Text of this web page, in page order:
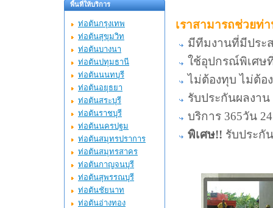
พื้นที่ให้บริการ
ท่อตันกรุงเทพ
ท่อตันสุขุมวิท
ท่อตันบางนา
ท่อตันปทุมธานี
ท่อตันนนทบุรี
ท่อตันอยุธยา
ท่อตันสระบุรี
ท่อตันราชบุรี
ท่อตันนครปฐม
ท่อตันสมุทรปราการ
ท่อตันสมุทรสาคร
ท่อตันกาญจนบุรี
ท่อตันสุพรรณบุรี
ท่อตันชัยนาท
ท่อตันอ่างทอง
เราสามารถช่วยท่า
มีทีมงานที่มีประ
ใช้อุปกรณ์พิเศษ
ไม่ต้องทุบ ไม่ต้อ
รับประกันผลงา
บริการ 365วัน
พิเศษ!! รับประกั